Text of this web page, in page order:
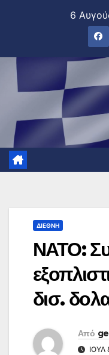
6
ΔΙΕΘΝΉ
ΝΑΤΟ:
δισ.
Από
ΙΟΎΛ